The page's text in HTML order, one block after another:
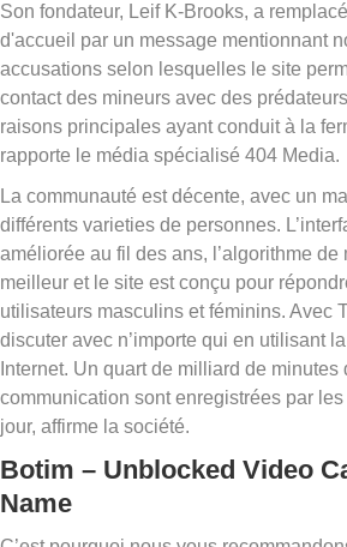
Son fondateur, Leif K-Brooks, a
d'accueil par un message mentionnant
accusations selon lesquelles le site
contact des mineurs avec des
raisons principales ayant conduit à la
rapporte le média spécialisé 404 Media.
La communauté est décente, avec un
différents varieties de personnes.
améliorée au fil des ans, l’algorithme de
meilleur et le site est conçu pour
utilisateurs masculins et féminins. Avec
discuter avec n’importe qui en utilisant
Internet. Un quart de milliard de minutes
communication sont enregistrées par
jour, affirme la société.
Botim – Unblocked Video
Name